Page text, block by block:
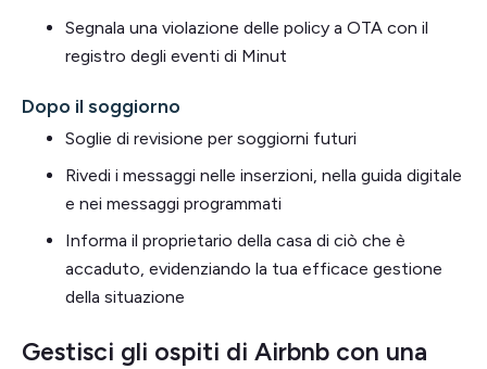
Segnala una violazione delle policy a OTA con il
registro degli eventi di Minut
Dopo il soggiorno
Soglie di revisione per soggiorni futuri
Rivedi i messaggi nelle inserzioni, nella guida digitale
e nei messaggi programmati
Informa il proprietario della casa di ciò che è
accaduto, evidenziando la tua efficace gestione
della situazione
Gestisci gli ospiti di Airbnb con una